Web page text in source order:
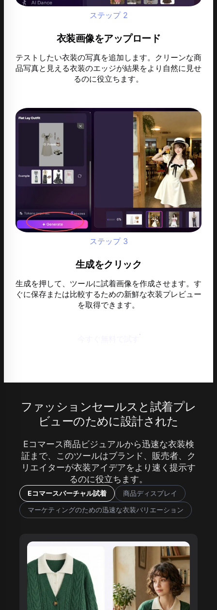
ステップ 2
衣装画像をアップロード
テストしたい衣装の写真を追加します。クリーンな商
品写真と見える衣装のエッジが結果をより自然に見せ
るのに役立ちます。
ステップ 3
生成をクリック
生成を押して、ツールに試着画像を作成させます。す
ぐに保存または比較するための新鮮な衣装プレビュー
を取得できます。
ファッションセールスと試着プレ
ビューのために設計された
Eコマース商品ビジュアルから迅速な衣装検
証まで、このツールはブランド、販売者、ク
リエイターが衣装アイデアをより速く提示す
るのに役立ちます。
Eコマースバーチャル試着
商品ディスプレイ
マーケティングのための迅速な衣装バリエーション